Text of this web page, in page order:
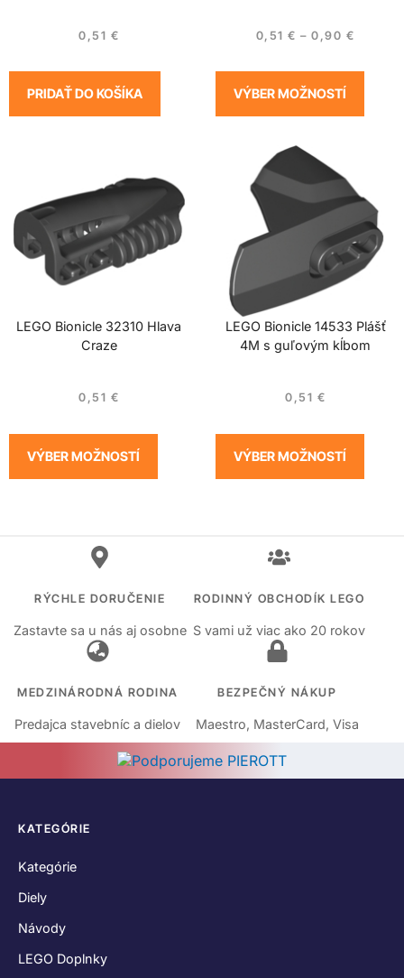
0,51 €
PRIDAŤ DO KOŠÍKA
0,51€ – 0,90 €
VÝBER MOŽNOSTÍ
LEGO Bionicle 32310 Hlava
Craze
0,51 €
VÝBER MOŽNOSTÍ
LEGO Bionicle 14533 Plášť
4M s guľovým kĺbom
0,51 €
VÝBER MOŽNOSTÍ
RÝCHLE DORUČENIE
Zastavte sa u nás aj osobne
RODINNÝ OBCHODÍK LEGO
S vami už viac ako 20 rokov
MEDZINÁRODNÁ RODINA
Predajca stavebníc a dielov
BEZPEČNÝ NÁKUP
Maestro, MasterCard, Visa
KATEGÓRIE
Kategórie
Diely
Návody
LEGO Doplnky